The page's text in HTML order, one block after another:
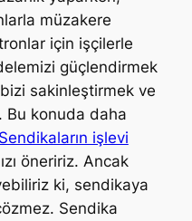
müzakere
için işçilerle
güçlendirmek
sakinleştirmek ve
Bu konuda daha
işlevi
öneririz. Ancak
ki, sendikaya
Sendika